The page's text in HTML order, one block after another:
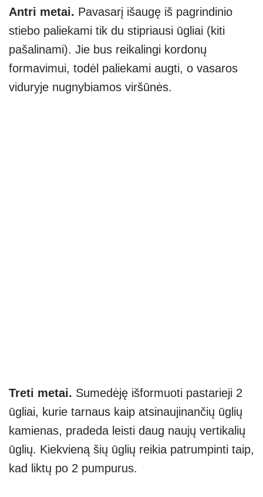
Antri metai. Pavasarį išaugę iš pagrindinio
stiebo paliekami tik du stipriausi ūgliai (kiti
pašalinami). Jie bus reikalingi kordonų
formavimui, todėl paliekami augti, o vasaros
viduryje nugnybiamos viršūnės.
Treti metai. Sumedėję išformuoti pastarieji 2
ūgliai, kurie tarnaus kaip atsinaujinančių ūglių
kamienas, pradeda leisti daug naujų vertikalių
ūglių. Kiekvieną šių ūglių reikia patrumpinti taip,
kad liktų po 2 pumpurus.